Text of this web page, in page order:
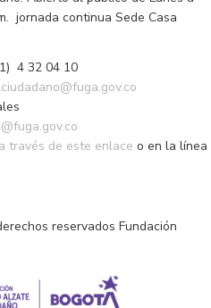
jornada continua Sede Casa
4 32 04 10
través de este enlace o en la línea
reservados Fundación